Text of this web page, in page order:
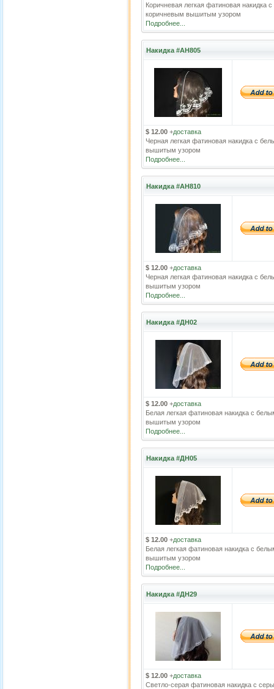
Коричневая легкая фатиновая накидка с
коричневым вышитым узором
Подробнее...
Накидка #АН805
$ 12.00 +доставка
Черная легкая фатиновая накидка с
вышитым узором
Подробнее...
Накидка #АН810
$ 12.00 +доставка
Черная легкая фатиновая накидка с
вышитым узором
Подробнее...
Накидка #ДН02
$ 12.00 +доставка
Белая легкая фатиновая накидка с
вышитым узором
Подробнее...
Накидка #ДН05
$ 12.00 +доставка
Белая легкая фатиновая накидка с
вышитым узором
Подробнее...
Накидка #ДН29
$ 12.00 +доставка
Светло-серая фатиновая накидка с